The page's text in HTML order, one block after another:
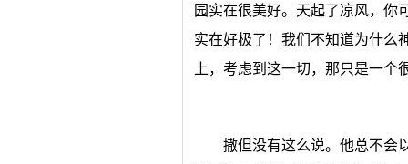
园实在很美好。天起了凉风，你
实在好极了！我们不知道为什么
上，考虑到这一切，那只是一个
撒但没有这么说。他总不会